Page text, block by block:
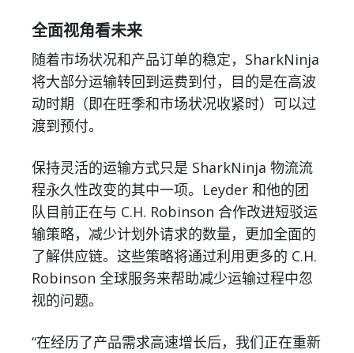
全面视角看未来
随着市场状况和产品订单的稳定，SharkNinja
将大部分运输转回到运费到付，目的是在高波
动时期（即在旺季和市场状况收紧时）可以过
渡到预付。
保持灵活的运输方式只是 SharkNinja 物流流
程永久性改变的其中一项。Leyder 和他的团
队目前正在与 C.H. Robinson 合作改进短驳运
输策略，减少计划外请求的数量，更加全面的
了解供应链。这些策略将通过利用更多的 C.H.
Robinson 全球服务来帮助减少运输过程中忽
视的问题。
“在经历了产品需求高速增长后，我们正在重新